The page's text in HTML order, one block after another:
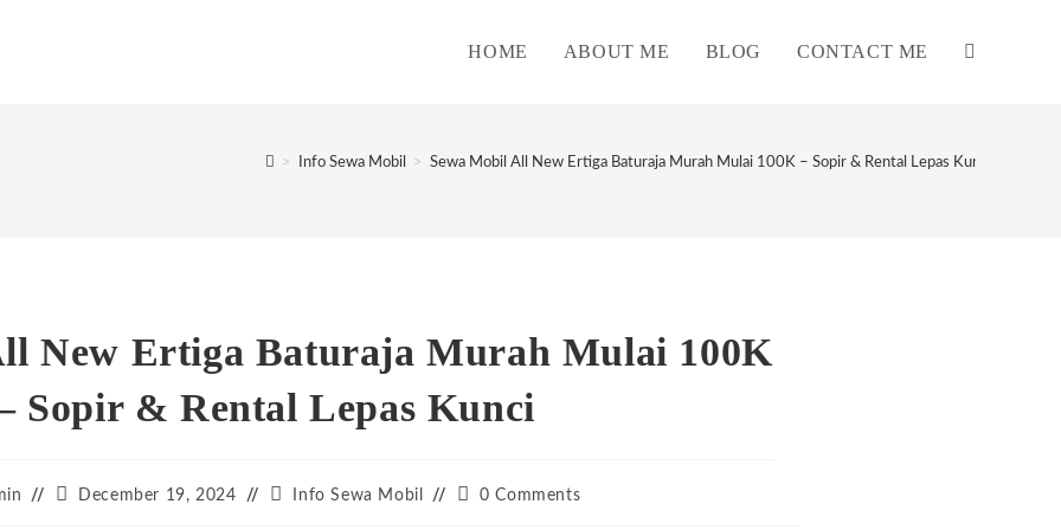
HOME ABOUT ME BLOG CONTACT ME
WEBSITE
> Info Sewa Mobil > Sewa Mobil All New Ertiga Baturaja Murah Mulai 100K – Sopir & Rental Lepas Kunci
New Ertiga Baturaja Murah Mulai 100K
Sopir & Rental Lepas Kunci
PostDecember 19, 2024
PostInfo Sewa Mobil
Post0 Comments